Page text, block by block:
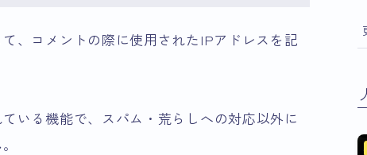
、コメントの際に使用されたIPアドレスを記
いる機能で、スパム・荒らしへの対応以外に